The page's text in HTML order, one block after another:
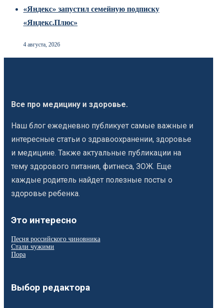
«Яндекс» запустил семейную подписку
«Яндекс.Плюс»
4 августа, 2026
Все про медицину и здоровье.
Наш блог ежедневно публикует самые важные и
интересные статьи о здравоохранении, здоровье
и медицине. Также актуальные публикации на
тему здорового питания, фитнеса, ЗОЖ. Еще
каждые родитель найдет полезные посты о
здоровье ребенка.
Это интересно
Песня российского чиновника
Стали чужими
Пора
Выбор редактора